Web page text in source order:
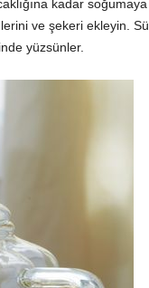
kadar soğumaya
ve şekeri ekleyin.
yüzsünler.